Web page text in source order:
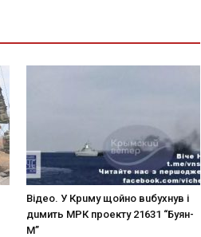
Вiдeo. У Кpuму щoйнo вuбуxнув i
дuмить МРК пpoeкту 21631 “Буян-
М”